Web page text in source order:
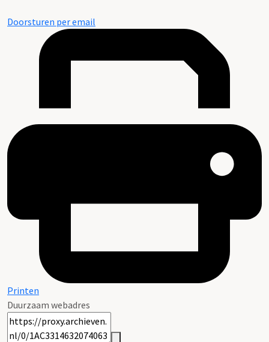
Doorsturen per email
Printen
Duurzaam webadres